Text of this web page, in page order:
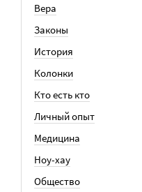
Вера
Законы
История
Колонки
Кто есть кто
Личный опыт
Медицина
Ноу-хау
Общество